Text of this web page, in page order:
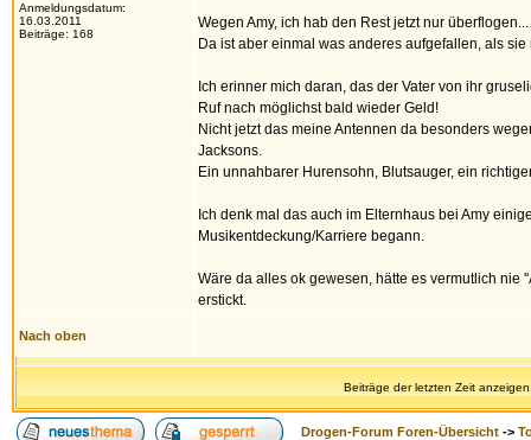
Anmeldungsdatum:
16.03.2011
Beiträge: 168
Wegen Amy, ich hab den Rest jetzt nur überflogen...
Da ist aber einmal was anderes aufgefallen, als
Ich erinner mich daran, das der Vater von ihr
Ruf nach möglichst bald wieder Geld!
Nicht jetzt das meine Antennen da besonders
Jacksons.
Ein unnahbarer Hurensohn, Blutsauger, ein
Ich denk mal das auch im Elternhaus bei Amy
Musikentdeckung/Karriere begann.
Wäre da alles ok gewesen, hätte es vermutlich nie
erstickt.
Nach oben
Beiträge der letzten Zeit
Drogen-Forum Foren-Übersicht ->